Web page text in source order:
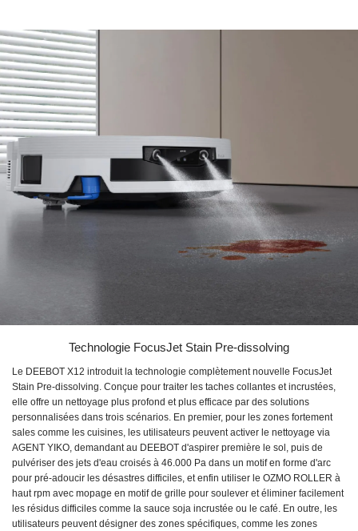
Technologie FocusJet Stain Pre-dissolving
Le DEEBOT X12 introduit la technologie complètement nouvelle FocusJet
Stain Pre-dissolving. Conçue pour traiter les taches collantes et incrustées,
elle offre un nettoyage plus profond et plus efficace par des solutions
personnalisées dans trois scénarios. En premier, pour les zones fortement
sales comme les cuisines, les utilisateurs peuvent activer le nettoyage via
AGENT YIKO, demandant au DEEBOT d'aspirer première le sol, puis de
pulvériser des jets d'eau croisés à 46.000 Pa dans un motif en forme d'arc
pour pré-adoucir les désastres difficiles, et enfin utiliser le OZMO ROLLER à
haut rpm avec mopage en motif de grille pour soulever et éliminer facilement
les résidus difficiles comme la sauce soja incrustée ou le café. En outre, les
utilisateurs peuvent désigner des zones spécifiques, comme les zones